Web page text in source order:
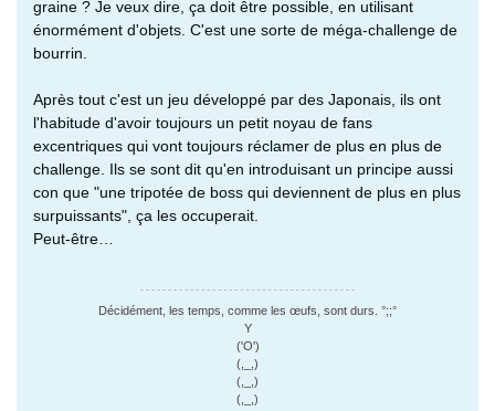
graine ? Je veux dire, ça doit être possible, en utilisant
énormément d'objets. C'est une sorte de méga-challenge de
bourrin.
Après tout c'est un jeu développé par des Japonais, ils ont
l'habitude d'avoir toujours un petit noyau de fans
excentriques qui vont toujours réclamer de plus en plus de
challenge. Ils se sont dit qu'en introduisant un principe aussi
con que "une tripotée de boss qui deviennent de plus en plus
surpuissants", ça les occuperait.
Peut-être…
Décidément, les temps, comme les œufs, sont durs. °;;°
Y
('O')
(,_,)
(,_,)
(,_,)